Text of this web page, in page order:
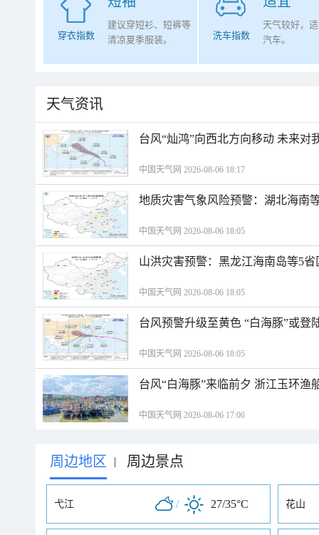
穿衣指数
建议穿短衫、短裤等
清凉夏季服装。
洗车指数
天气较好，
汽车。
天气资讯
台风“灿鸿”向西北方向移动 未来对
中国天气网 2026-08-06 18:17
地质灾害气象风险预警：湖北海南
中国天气网 2026-08-06 18:05
山洪灾害预警：黑龙江海南岛等5
中国天气网 2026-08-06 18:05
台风预警升级至黄色 “白海豚”或登
中国天气网 2026-08-06 18:05
台风“白海豚”来临前夕 浙江玉环渔
中国天气网 2026-08-06 17:06
周边地区 | 周边景点
弋江 / 27/35°C 花山